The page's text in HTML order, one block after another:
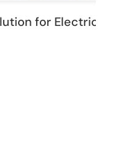
for Electric